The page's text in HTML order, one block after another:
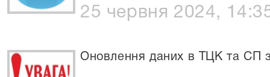
25 червня 2024,
Оновлення даних в ТЦК та СП